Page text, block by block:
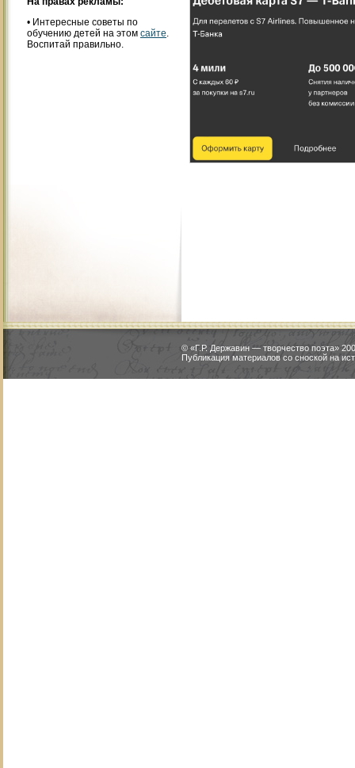
• Интересные советы по
обучению детей на этом сайте.
Воспитай правильно.
© «Г.Р. Державин — творчество поэта»
Публикация материалов со сноской на